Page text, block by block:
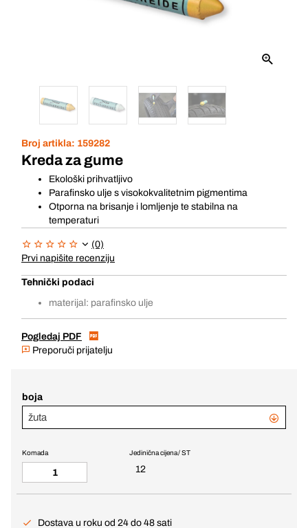
Broj artikla: 159282
Kreda za gume
Ekološki prihvatljivo
Parafinsko ulje s visokokvalitetnim pigmentima
Otporna na brisanje i lomljenje te stabilna na
temperaturi
(0)
Prvi napišite recenziju
Tehnički podaci
materijal: parafinsko ulje
Pogledaj PDF
Preporuči prijatelju
boja
žuta
Jedinična cijena / ST
12
Komada
Dostava u roku od 24 do 48 sati